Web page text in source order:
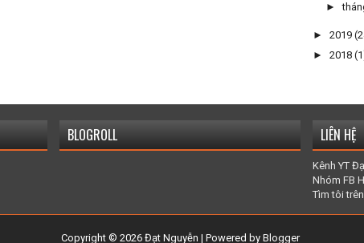
►
► 2019
► 2018
BLOGROLL LIÊN HỆ
Kênh YT
Nhóm FB
Tìm tôi
Copyright © 2026 Đạt Nguyễn | Powered by Blogger